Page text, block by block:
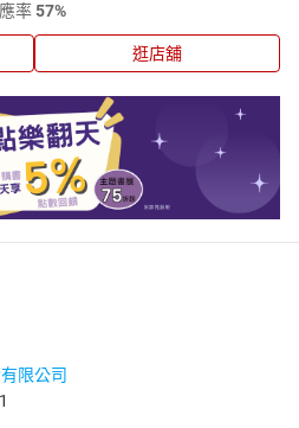
率57%
逛店舖
限公司